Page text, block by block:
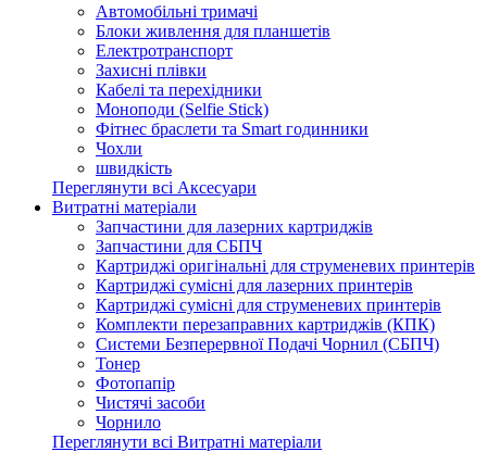
Автомобільні тримачі
Блоки живлення для планшетів
Електротранспорт
Захисні плівки
Кабелі та перехідники
Моноподи (Selfie Stick)
Фітнес браслети та Smart годинники
Чохли
швидкість
Переглянути всі Аксесуари
Витратні матеріали
Запчастини для лазерних картриджів
Запчастини для СБПЧ
Картриджі оригінальні для струменевих принтерів
Картриджі сумісні для лазерних принтерів
Картриджі сумісні для струменевих принтерів
Комплекти перезаправних картриджів (КПК)
Системи Безперервної Подачі Чорнил (СБПЧ)
Тонер
Фотопапір
Чистячі засоби
Чорнило
Переглянути всі Витратні матеріали